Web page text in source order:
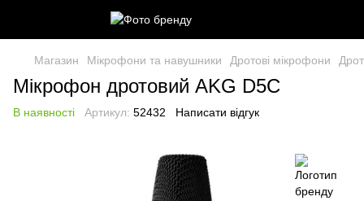
Магазин Мікрофони та навушники Дротові мікрофони
Мікрофон дротовий AKG D5С
В наявності Артикул: 52432 Написати відгук